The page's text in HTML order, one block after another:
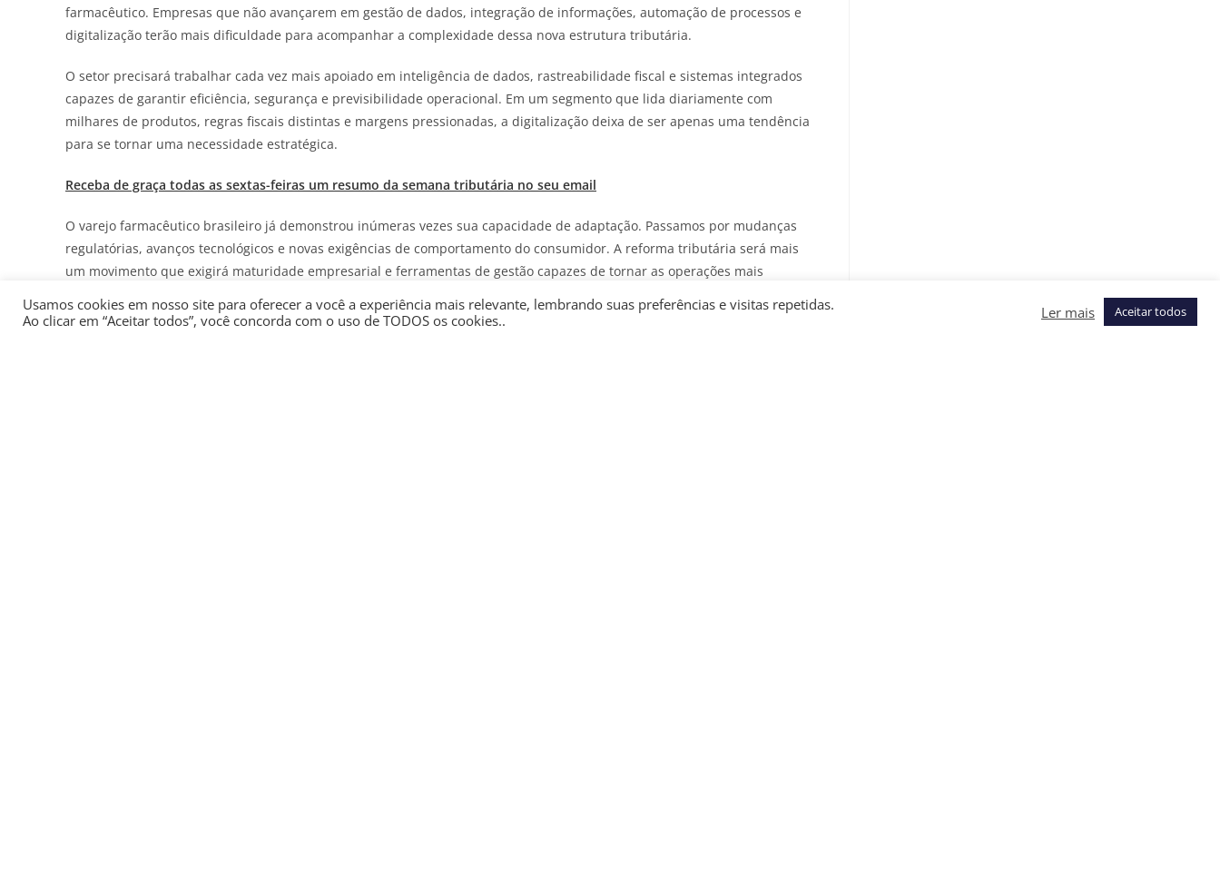
farmacêutico. Empresas que não avançarem em gestão de dados, integração de informações, automação de processos e
digitalização terão mais dificuldade para acompanhar a complexidade dessa nova estrutura tributária.
O setor precisará trabalhar cada vez mais apoiado em inteligência de dados, rastreabilidade fiscal e sistemas integrados
capazes de garantir eficiência, segurança e previsibilidade operacional. Em um segmento que lida diariamente com
milhares de produtos, regras fiscais distintas e margens pressionadas, a digitalização deixa de ser apenas uma tendência
para se tornar uma necessidade estratégica.
Receba de graça todas as sextas-feiras um resumo da semana tributária no seu email
O varejo farmacêutico brasileiro já demonstrou inúmeras vezes sua capacidade de adaptação. Passamos por mudanças
regulatórias, avanços tecnológicos e novas exigências de comportamento do consumidor. A reforma tributária será mais
um movimento que exigirá maturidade empresarial e ferramentas de gestão capazes de tornar as operações mais
Usamos cookies em nosso site para oferecer a você a experiência mais relevante, lembrando suas preferências e visitas repetidas.
Ao clicar em “Aceitar todos”, você concorda com o uso de TODOS os cookies..
Ler mais Aceitar todos